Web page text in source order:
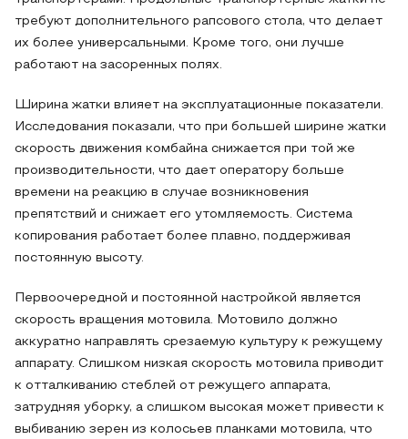
требуют дополнительного рапсового стола, что делает
их более универсальными. Кроме того, они лучше
работают на засоренных полях.
Ширина жатки влияет на эксплуатационные показатели.
Исследования показали, что при большей ширине жатки
скорость движения комбайна снижается при той же
производительности, что дает оператору больше
времени на реакцию в случае возникновения
препятствий и снижает его утомляемость. Система
копирования работает более плавно, поддерживая
постоянную высоту.
Первоочередной и постоянной настройкой является
скорость вращения мотовила. Мотовило должно
аккуратно направлять срезаемую культуру к режущему
аппарату. Слишком низкая скорость мотовила приводит
к отталкиванию стеблей от режущего аппарата,
затрудняя уборку, а слишком высокая может привести к
выбиванию зерен из колосьев планками мотовила, что